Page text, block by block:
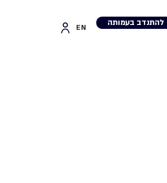
EN להתנדב בעמותה